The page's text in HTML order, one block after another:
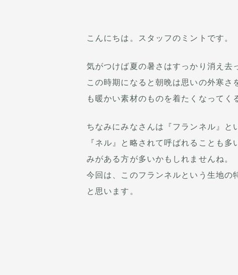
こんにちは。スタッフのミントです。
気がつけば夏の暑さはすっかり消え去
この時期になると朝晩は思いの外寒さ
も暖かい素材のものを着たくなってく
ちなみにみなさんは『フランネル』と
『ネル』と略されて呼ばれることも
みがある方が多いかもしれませんね。
今回は、このフランネルという生地の
と思います。